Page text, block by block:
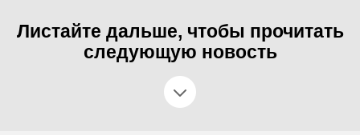
Листайте дальше, чтобы прочитать
следующую новость